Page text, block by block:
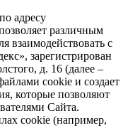
адресу
различным
взаимодействовать с
зарегистрирован
д. 16 (далее –
cookie и создает
которые позволяют
Сайта.
cookie (например,